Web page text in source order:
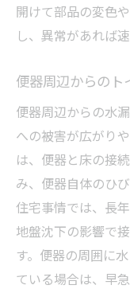
開けて部品の変色
し、異常があれば
便器周辺からのト
便器周辺からの水
への被害が広がり
は、便器と床の接
み、便器自体のひ
住宅事情では、長
地盤沈下の影響で
す。便器の周囲に
ている場合は、早